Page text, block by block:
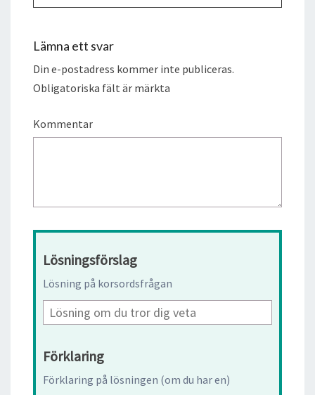
Lämna ett svar
Din e-postadress kommer inte publiceras.
Obligatoriska fält är märkta
Kommentar
Lösningsförslag
Lösning på korsordsfrågan
Förklaring
Förklaring på lösningen (om du har en)